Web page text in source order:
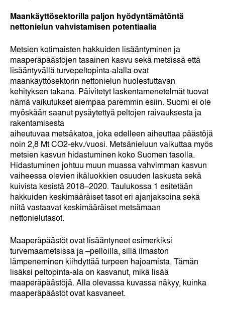
Maankäyttösektorilla paljon hyödyntämätöntä
nettonielun vahvistamisen potentiaalia
Metsien kotimaisten hakkuiden lisääntyminen ja
maaperäpäästöjen tasainen kasvu sekä metsissä että
lisääntyvällä turvepeltopinta-alalla ovat
maankäyttösektorin nettonielun huolestuttavan
kehityksen takana. Päivitetyt laskentamenetelmät tuovat
nämä vaikutukset aiempaa paremmin esiin. Suomi ei ole
myöskään saanut pysäytettyä peltojen raivauksesta ja
rakentamisesta
aiheutuvaa metsäkatoa, joka edelleen aiheuttaa päästöjä
noin 2,8 Mt CO2-ekv./vuosi. Metsänieluun vaikuttaa myös
metsien kasvun hidastuminen koko Suomen tasolla.
Hidastuminen johtuu muun muassa vahvimman kasvun
vaiheessa olevien ikäluokkien osuuden laskusta sekä
kuivista kesistä 2018–2020. Taulukossa 1 esitetään
hakkuiden keskimääräiset tasot eri ajanjaksoina sekä
niitä vastaavat keskimääräiset metsämaan
nettonielutasot.
Maaperäpäästöt ovat lisääntyneet esimerkiksi
turvemaametsissä ja –pelloilla, sillä ilmaston
lämpeneminen kiihdyttää turpeen hajoamista. Tämän
lisäksi peltopinta-ala on kasvanut, mikä lisää
maaperäpäästöjä. Alla olevassa kuvassa näkyy, kuinka
maaperäpäästöt ovat kasvaneet.